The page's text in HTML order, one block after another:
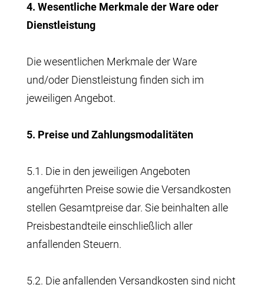
4. Wesentliche Merkmale der Ware oder
Dienstleistung
Die wesentlichen Merkmale der Ware
und/oder Dienstleistung finden sich im
jeweiligen Angebot.
5. Preise und Zahlungsmodalitäten
5.1. Die in den jeweiligen Angeboten
angeführten Preise sowie die Versandkosten
stellen Gesamtpreise dar. Sie beinhalten alle
Preisbestandteile einschließlich aller
anfallenden Steuern.
5.2. Die anfallenden Versandkosten sind nicht